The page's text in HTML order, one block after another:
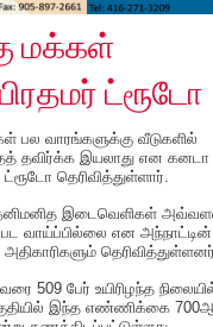
மக்கள்
ட்ரூடோ
பல வாரங்களுக்கு வீடுகளில்
தவிர்க்க இயலாது என கனடா
ட்ரூடோ தெரிவித்துள்ளார்.
இடைவெளிகள்
வாய்ப்பில்லை என அந்நாட்டின்
அதிகாரிகளும்
509 பேர் உயிரிழந்த
இந்த எண்ணிக்கை